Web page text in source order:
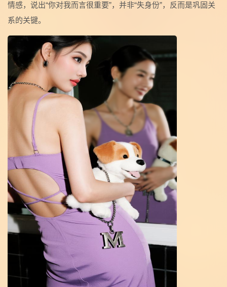
情感，说出“你对我而言很重要”，并非“失身份”，反而是巩固关
系的关键。